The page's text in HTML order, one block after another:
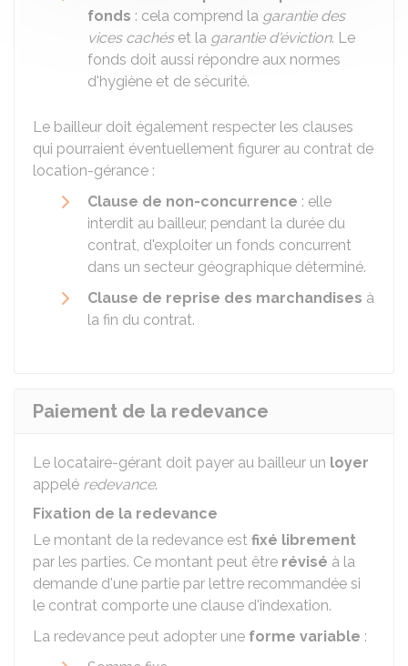
fonds : cela comprend la garantie des
vices cachéset la garantie d'éviction. Le
fonds doit aussi répondre aux normes
d'hygiène et de sécurité.
Le bailleur doit également respecter les clauses
qui pourraient éventuellement figurer au contrat de
location-gérance :
Clause de non-concurrence : elle
interdit au bailleur, pendant la durée du
contrat, d'exploiter un fonds concurrent
dans un secteur géographique déterminé.
Clause de reprise des marchandises à
la fin du contrat.
Paiement de la redevance
Le locataire-gérant doit payer au bailleur un loyer
appelé redevance.
Fixation de la redevance
Le montant de la redevance est fixé librement
par les parties. Ce montant peut être révisé à la
demande d'une partie par lettre recommandée si
le contrat comporte une clause d'indexation.
La redevance peut adopter une forme variable :